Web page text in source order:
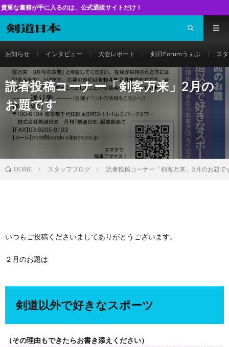
るのは、公式通販サイトだけ！
お知らせ インタビュー 大会レポート 剣日Forumうぇぶ ス
読者投稿コーナー「剣客万来」2月の
お題です
HOME スタッフブログ 読者投稿コーナー「剣客万来」2月のお題で
いつもご投稿くださいましてありがとうございます。
２月のお題は
剣道以外で好きなスポーツ
（その理由もできたらお書き添えください）